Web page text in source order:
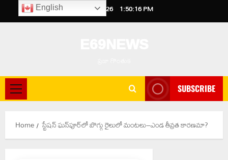
to
August 8, 2026 1:50:17 PM
Primary
Menu
SUBSCRIBE
Home స్టేషన్ ఘన్‌పూర్‌లో బొగ్గు రైలులో మంటలు–ఎండ తీవ్రత కారణమా?
English